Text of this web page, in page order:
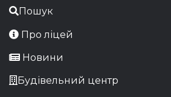
Пошук
Про ліцей
Новини
Будівельний центр